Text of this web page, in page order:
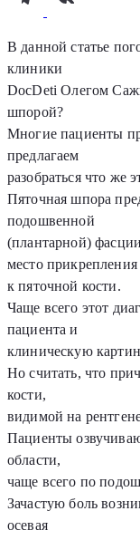
В данной статье
клиники
DocDeti Олегом
шпорой?
Многие пациенты
предлагаем
разобраться что же
Пяточная шпора
подошвенной
(плантарной)
место прикрепления
к пяточной кости.
Чаще всего этот
пациента и
клиническую
Но считать, что
кости,
видимой на
Пациенты
области,
чаще всего по
Зачастую боль
осевая